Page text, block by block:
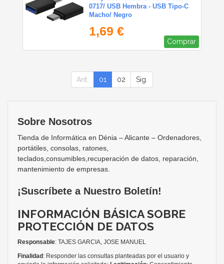
0717/ USB Hembra - USB Tipo-C
Macho/ Negro
1,69 €
Comprar
Ant. 01 02 Sig.
Sobre Nosotros
Tienda de Informática en Dénia – Alicante – Ordenadores,
portátiles, consolas, ratones,
teclados,consumibles,recuperación de datos, reparación,
mantenimiento de empresas.
¡Suscríbete a Nuestro Boletín!
INFORMACIÓN BÁSICA SOBRE
PROTECCIÓN DE DATOS
Responsable: TAJES GARCIA, JOSE MANUEL
Finalidad : Responder las consultas planteadas por el usuario y